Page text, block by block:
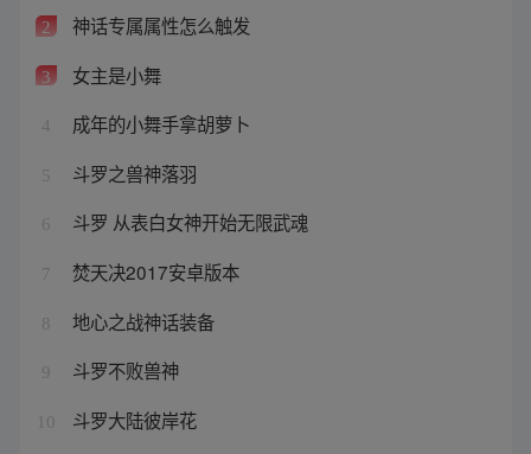
2 神话专属属性怎么触发
3 女主是小舞
4 成年的小舞手拿胡萝卜
5 斗罗之兽神落羽
6 斗罗 从表白女神开始无限武魂
7 焚天决2017安卓版本
8 地心之战神话装备
9 斗罗不败兽神
10 斗罗大陆彼岸花